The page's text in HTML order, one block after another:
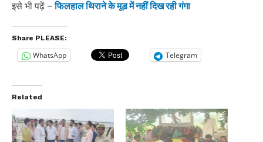
इसे भी पढ़ें –फिलहाल थिराने के मूड में नहीं दिख रही गंगा
Share PLEASE:
WhatsApp Telegram
Related